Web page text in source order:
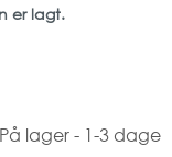
er lagt.
det er velegnet til
På lager - 1-3 dage